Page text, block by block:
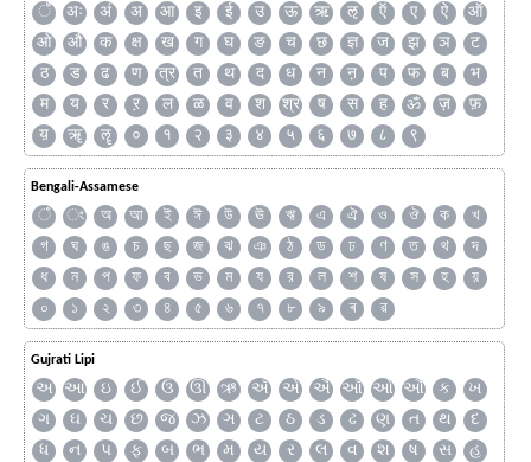
ँ अः अं अ आ इ ई उ ऊ ऋ ऌ ऍ ए ऐ
ऑ
ओ
औ क क्ष ख ग घ ङ च छ ज्ञ ज झ ञ
ट
ठ
ड ढ ण त्र त थ द ध न ऩ प फ ब
भ
म
य र ऱ ल ळ व श श्र ष स ह ॐ ज़
फ़
य़
ॠ ॡ ० १ २ ३ ४ ५ ६ ७ ८ ९
Bengali-Assamese
ঁ ং অ আ ই ঈ উ ঊ ঋ এ ঐ ও ঔ ক
খ
গ
ঘ ঙ চ ছ জ ঝ ঞ ঠ ড ঢ ণ ত থ
দ
ধ
ন প ফ ব ভ ম য র ল শ ষ স হ
য়
০
১ ২ ৩ ৪ ৫ ৬ ৭ ৮ ৯ ৰ ৱ
Gujrati Lipi
અ આ ઇ ઈ ઉ ઊ ઋ ઍ એ ઐ ઑ ઓ ઔ ક
ખ
ગ
ઘ ચ છ જ ઝ ઞ ટ ઠ ડ ઢ ણ ત થ
દ
ધ
ન પ ફ બ ભ મ ય ર લ વ શ ષ સ
હ